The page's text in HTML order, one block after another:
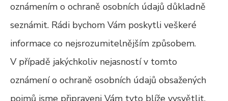
oznámením o ochraně osobních údajů důkladně
seznámit. Rádi bychom Vám poskytli veškeré
informace co nejsrozumitelnějším způsobem.
V případě jakýchkoliv nejasností v tomto
oznámení o ochraně osobních údajů obsažených
pojmů jsme připraveni Vám tyto blíže vysvětlit.